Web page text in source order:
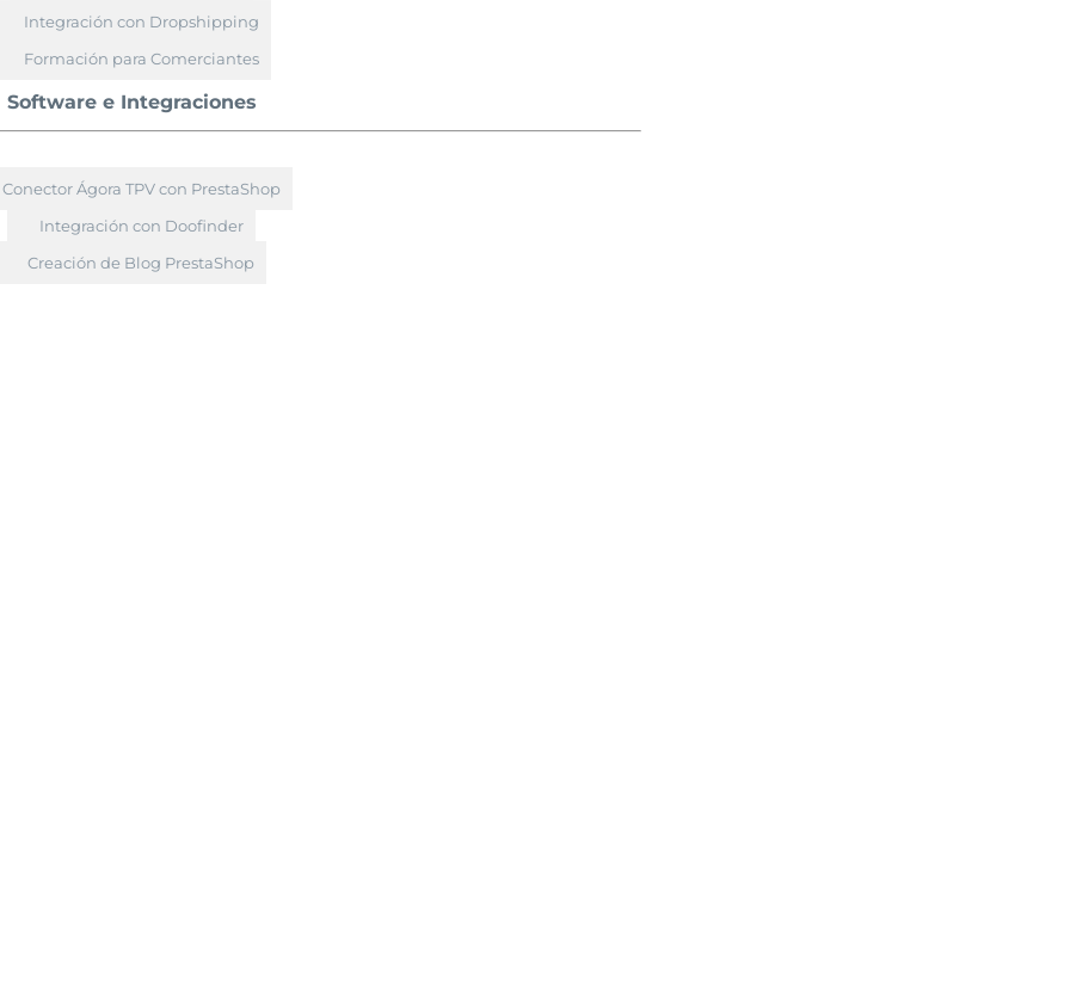
Integración con Dropshipping
Formación para Comerciantes
Software e Integraciones
Conector Ágora TPV con PrestaShop
Integración con Doofinder
Creación de Blog PrestaShop